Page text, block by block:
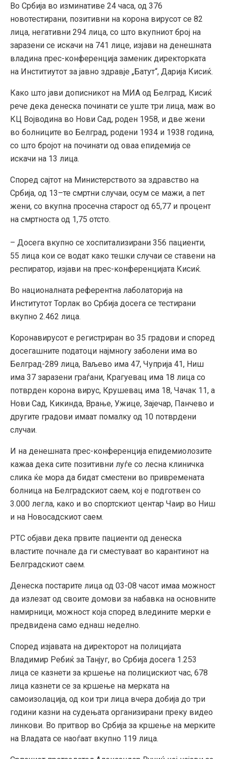
Во Србија во изминативе 24 часа, од 376
новотестирани, позитивни на корона вирусот се 82
лица, негативни 294 лица, со што вкупниот број на
заразени се искачи на 741 лице, изјави на денешната
владина прес-конференција заменик директорката
на Инститиутот за јавно здравје „Батут“, Дарија Кисиќ.
Како што јави дописникот на МИА од Белград, Кисиќ
рече дека денеска починати се уште три лица, маж во
КЦ Војводина во Нови Сад, роден 1958, и две жени
во болниците во Белград, родени 1934 и 1938 година,
со што бројот на починати од оваа епидемија се
искачи на 13 лица.
Според сајтот на Министерството за здравство на
Србија, од 13–те смртни случаи, осум се мажи, а пет
жени, со вкупна просечна старост од 65,77 и процент
на смртноста од 1,75 отсто.
– Досега вкупно се хоспитализирани 356 пациенти,
55 лица кои се водат како тешки случаи се ставени на
респиратор, изјави на прес-конференцијата Кисиќ.
Во националната референтна лаболаторија на
Институтот Торлак во Србија досега се тестирани
вкупно 2.462 лица.
Kоронавирусот е регистриран во 35 градови и според
досегашните податоци најмногу заболени има во
Белград-289 лица, Ваљево има 47, Чуприја 41, Ниш
има 37 заразени граѓани, Крагуевац има 18 лица со
потврден корона вирус, Крушевац има 18, Чачак 11, а
Нови Сад, Кикинда, Врање, Ужице, Зајечар, Панчево и
другите градови имаат помалку од 10 потврдени
случаи.
И на денешната прес-конференција епидемиолозите
кажаа дека сите позитивни луѓе со лесна клиничка
слика ќе мора да бидат сместени во привремената
болница на Белградскиот саем, кој е подготвен со
3.000 легла, како и во спортскиот центар Чаир во Ниш
и на Новосадскиот саем.
РТС објави дека првите пациенти од денеска
властите почнале да ги сместуваат во карантинот на
Белградскиот саем.
Денеска постарите лица од 03-08 часот имаа можност
да излезат од своите домови за набавка на основните
намирници, можност која според вледините мерки е
предвидена само еднаш неделно.
Според изјавата на директорот на полицијата
Владимир Ребиќ за Танјуг, во Србија досега 1.253
лица се казнети за кршење на полицискиот час, 678
лица казнети се за кршење на мерката на
самоизолација, од кои три лица вчера добија до три
години казни на судењата организирани преку видео
линкови. Во притвор во Србија за кршење на мерките
на Владата се наоѓаат вкупно 119 лица.